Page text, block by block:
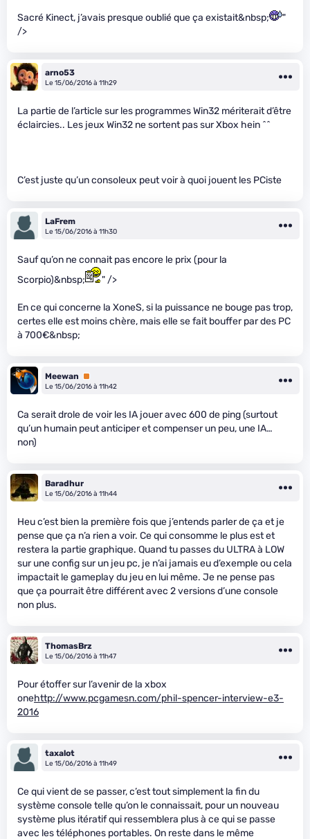
Sacré Kinect, j’avais presque oublié que ça existait&nbsp;
"
/>
arno53
Le 15/06/2016 à 11h29
La partie de l’article sur les programmes Win32 mériterait d’être
éclaircies.. Les jeux Win32 ne sortent pas sur Xbox hein ^^
C’est juste qu’un consoleux peut voir à quoi jouent les PCiste
LaFrem
Le 15/06/2016 à 11h30
Sauf qu’on ne connait pas encore le prix (pour la
Scorpio)&nbsp;
" />
En ce qui concerne la XoneS, si la puissance ne bouge pas trop,
certes elle est moins chère, mais elle se fait bouffer par des PC
à 700€&nbsp;
Meewan
Premium
Le 15/06/2016 à 11h42
Ca serait drole de voir les IA jouer avec 600 de ping (surtout
qu’un humain peut anticiper et compenser un peu, une IA…
non)
Baradhur
Le 15/06/2016 à 11h44
Heu c’est bien la première fois que j’entends parler de ça et je
pense que ça n’a rien a voir. Ce qui consomme le plus est et
restera la partie graphique. Quand tu passes du ULTRA à LOW
sur une config sur un jeu pc, je n’ai jamais eu d’exemple ou cela
impactait le gameplay du jeu en lui même. Je ne pense pas
que ça pourrait être différent avec 2 versions d’une console
non plus.
ThomasBrz
Le 15/06/2016 à 11h47
Pour étoffer sur l’avenir de la xbox
onehttp://www.pcgamesn.com/phil-spencer-interview-e3-
2016
taxalot
Le 15/06/2016 à 11h49
Ce qui vient de se passer, c’est tout simplement la fin du
système console telle qu’on le connaissait, pour un nouveau
système plus itératif qui ressemblera plus à ce qui se passe
avec les téléphones portables. On reste dans le même